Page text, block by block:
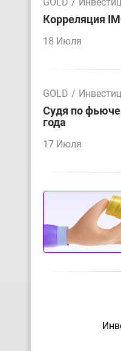
Корреляция
18 Июля
GOLD /
Судя по
года
17 Июля